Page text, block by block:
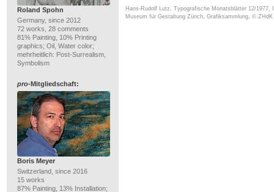
Roland Spohn
Germany, since 2012
72 works, 28 comments
81% Painting, 10% Printing
graphics; Oil, Water color;
mehrheitlich: Post-Surrealism,
Symbolism
pro-Mitgliedschaft:
Boris Meyer
Switzerland, since 2016
15 works
87% Painting, 13% Installation;
Hans-Rudolf Lutz, Typografische Monatsblätter 12/1977,
Museum für Gestaltung Zürich, Grafiksammlung, © ZHdK